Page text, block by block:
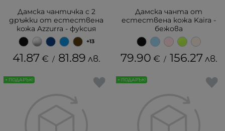
Дамска чантичка с 2
дръжки от естествена
кожа Azzurra - фуксия
+13
41.87 € / 81.89 лв.
Дамска чанта от
естествена кожа Kaira -
бежова
79.90 € / 156.27 лв.
+ ПОДАРЪК! + ПОДАРЪК!